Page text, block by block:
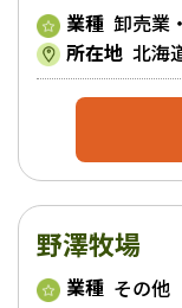
業種 卸売業
所在地 北海
野澤牧場
業種 その他